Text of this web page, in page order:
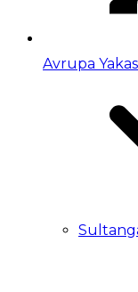
Avrupa